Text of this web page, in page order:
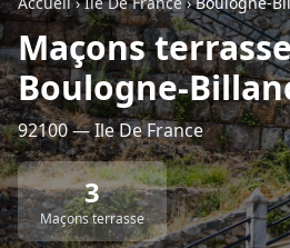
Retour à
CGU-Confidentialité-
Maçons
Boulogne-
92100 — Ile De France
3
Maçons terrasse